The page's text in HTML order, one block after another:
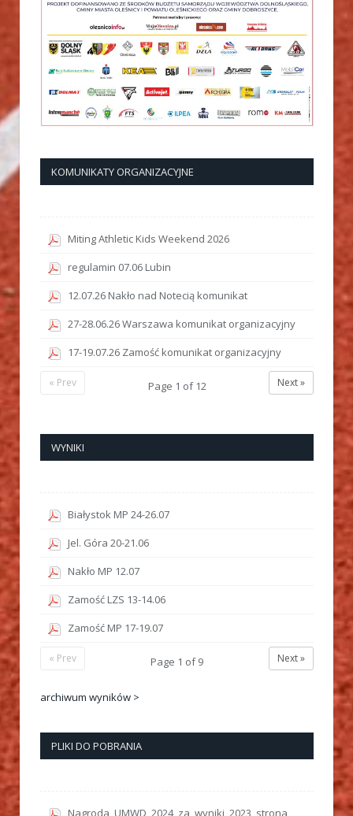
KOMUNIKATY ORGANIZACYJNE
Miting Athletic Kids Weekend 2026
regulamin 07.06 Lubin
12.07.26 Nakło nad Notecią komunikat
27-28.06.26 Warszawa komunikat organizacyjny
17-19.07.26 Zamość komunikat organizacyjny
Next »
Page 1 of12
« Prev
WYNIKI
Białystok MP 24-26.07
Jel. Góra 20-21.06
Nakło MP 12.07
Zamość LZS 13-14.06
Zamość MP 17-19.07
Next »
Page 1 of9
« Prev
archiwum wyników >
PLIKI DO POBRANIA